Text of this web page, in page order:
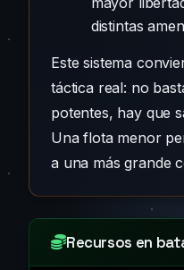
distintas
Este sistema
táctica real: no
potentes, hay que
Una flota menor
a una más grande
Recursos en